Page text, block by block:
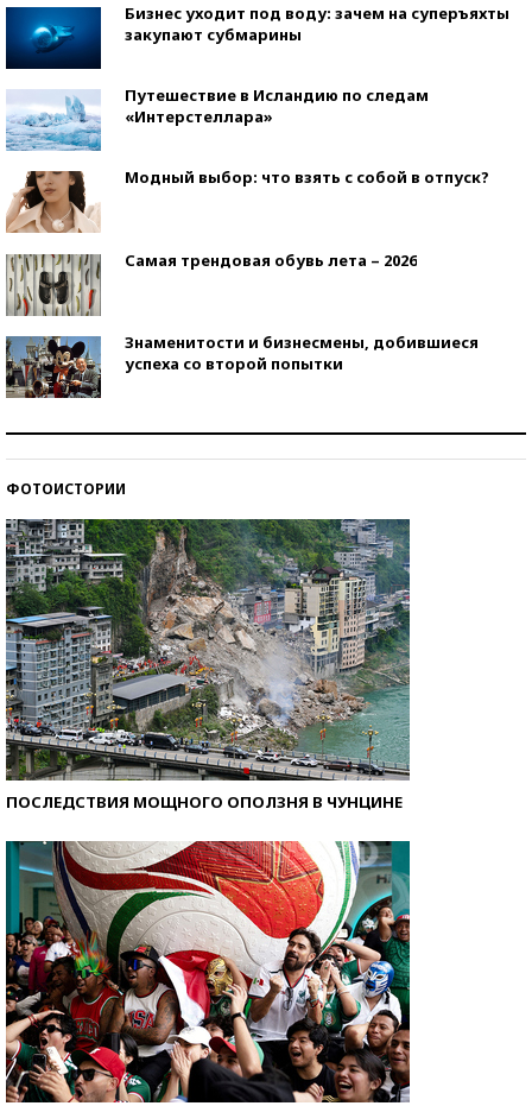
Бизнес уходит под воду: зачем на суперъяхты
закупают субмарины
Путешествие в Исландию по следам
«Интерстеллара»
Модный выбор: что взять с собой в отпуск?
Самая трендовая обувь лета – 2026
Знаменитости и бизнесмены, добившиеся
успеха со второй попытки
ФОТОИСТОРИИ
ПОСЛЕДСТВИЯ МОЩНОГО ОПОЛЗНЯ В ЧУНЦИНЕ